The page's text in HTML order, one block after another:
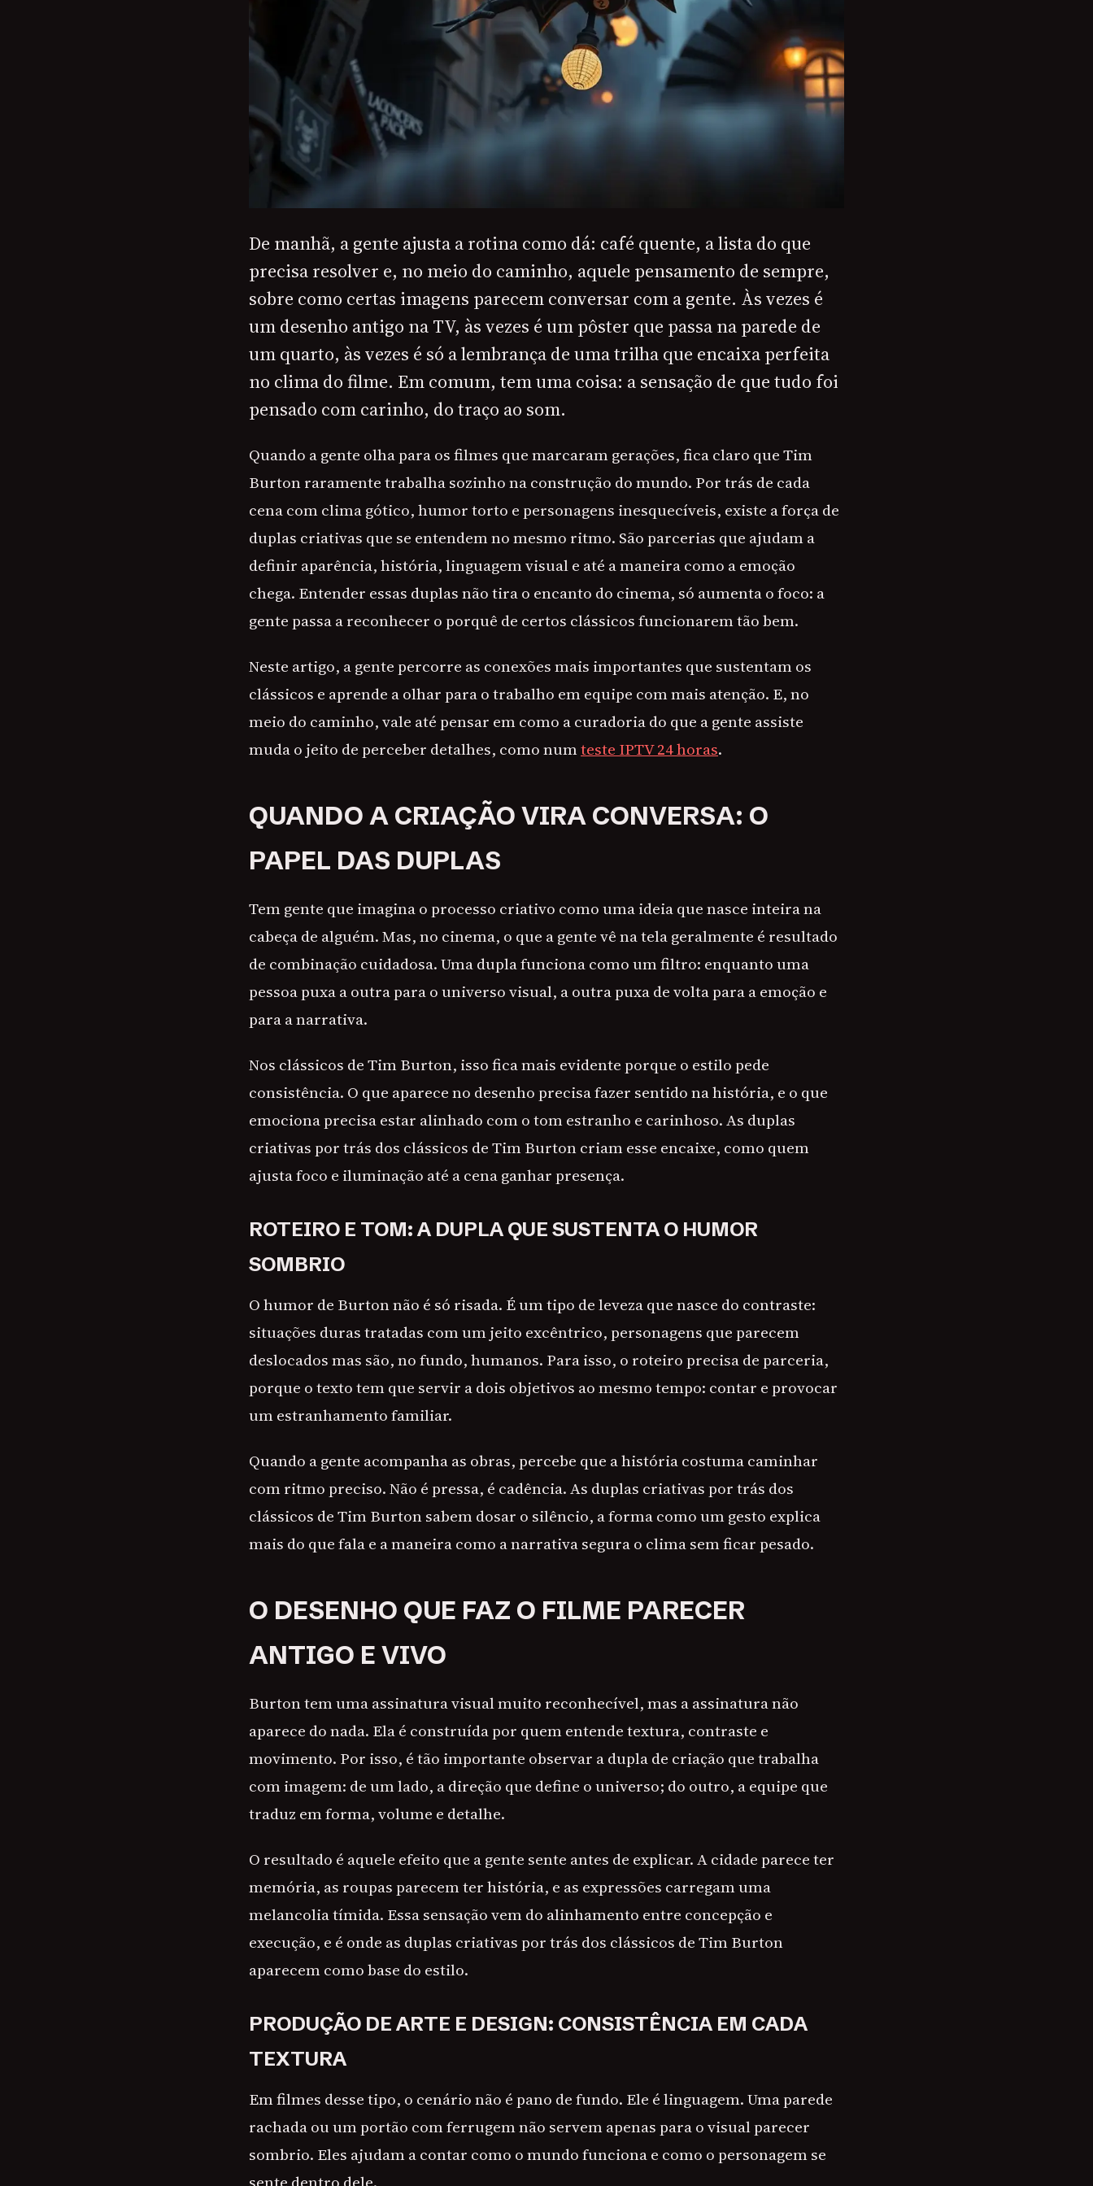
De manhã, a gente ajusta a rotina como dá: café quente, a lista do que
precisa resolver e, no meio do caminho, aquele pensamento de sempre,
sobre como certas imagens parecem conversar com a gente. Às vezes é
um desenho antigo na TV, às vezes é um pôster que passa na parede de
um quarto, às vezes é só a lembrança de uma trilha que encaixa perfeita
no clima do filme. Em comum, tem uma coisa: a sensação de que tudo foi
pensado com carinho, do traço ao som.
Quando a gente olha para os filmes que marcaram gerações, fica claro que Tim
Burton raramente trabalha sozinho na construção do mundo. Por trás de cada
cena com clima gótico, humor torto e personagens inesquecíveis, existe a força de
duplas criativas que se entendem no mesmo ritmo. São parcerias que ajudam a
definir aparência, história, linguagem visual e até a maneira como a emoção
chega. Entender essas duplas não tira o encanto do cinema, só aumenta o foco: a
gente passa a reconhecer o porquê de certos clássicos funcionarem tão bem.
Neste artigo, a gente percorre as conexões mais importantes que sustentam os
clássicos e aprende a olhar para o trabalho em equipe com mais atenção. E, no
meio do caminho, vale até pensar em como a curadoria do que a gente assiste
muda o jeito de perceber detalhes, como numteste IPTV 24 horas.
QUANDO A CRIAÇÃO VIRA CONVERSA: O
PAPEL DAS DUPLAS
Tem gente que imagina o processo criativo como uma ideia que nasce inteira na
cabeça de alguém. Mas, no cinema, o que a gente vê na tela geralmente é resultado
de combinação cuidadosa. Uma dupla funciona como um filtro: enquanto uma
pessoa puxa a outra para o universo visual, a outra puxa de volta para a emoção e
para a narrativa.
Nos clássicos de Tim Burton, isso fica mais evidente porque o estilo pede
consistência. O que aparece no desenho precisa fazer sentido na história, e o que
emociona precisa estar alinhado com o tom estranho e carinhoso. As duplas
criativas por trás dos clássicos de Tim Burton criam esse encaixe, como quem
ajusta foco e iluminação até a cena ganhar presença.
ROTEIRO E TOM: A DUPLA QUE SUSTENTA O HUMOR
SOMBRIO
O humor de Burton não é só risada. É um tipo de leveza que nasce do contraste:
situações duras tratadas com um jeito excêntrico, personagens que parecem
deslocados mas são, no fundo, humanos. Para isso, o roteiro precisa de parceria,
porque o texto tem que servir a dois objetivos ao mesmo tempo: contar e provocar
um estranhamento familiar.
Quando a gente acompanha as obras, percebe que a história costuma caminhar
com ritmo preciso. Não é pressa, é cadência. As duplas criativas por trás dos
clássicos de Tim Burton sabem dosar o silêncio, a forma como um gesto explica
mais do que fala e a maneira como a narrativa segura o clima sem ficar pesado.
O DESENHO QUE FAZ O FILME PARECER
ANTIGO E VIVO
Burton tem uma assinatura visual muito reconhecível, mas a assinatura não
aparece do nada. Ela é construída por quem entende textura, contraste e
movimento. Por isso, é tão importante observar a dupla de criação que trabalha
com imagem: de um lado, a direção que define o universo; do outro, a equipe que
traduz em forma, volume e detalhe.
O resultado é aquele efeito que a gente sente antes de explicar. A cidade parece ter
memória, as roupas parecem ter história, e as expressões carregam uma
melancolia tímida. Essa sensação vem do alinhamento entre concepção e
execução, e é onde as duplas criativas por trás dos clássicos de Tim Burton
aparecem como base do estilo.
PRODUÇÃO DE ARTE E DESIGN: CONSISTÊNCIA EM CADA
TEXTURA
Em filmes desse tipo, o cenário não é pano de fundo. Ele é linguagem. Uma parede
rachada ou um portão com ferrugem não servem apenas para o visual parecer
sombrio. Eles ajudam a contar como o mundo funciona e como o personagem se